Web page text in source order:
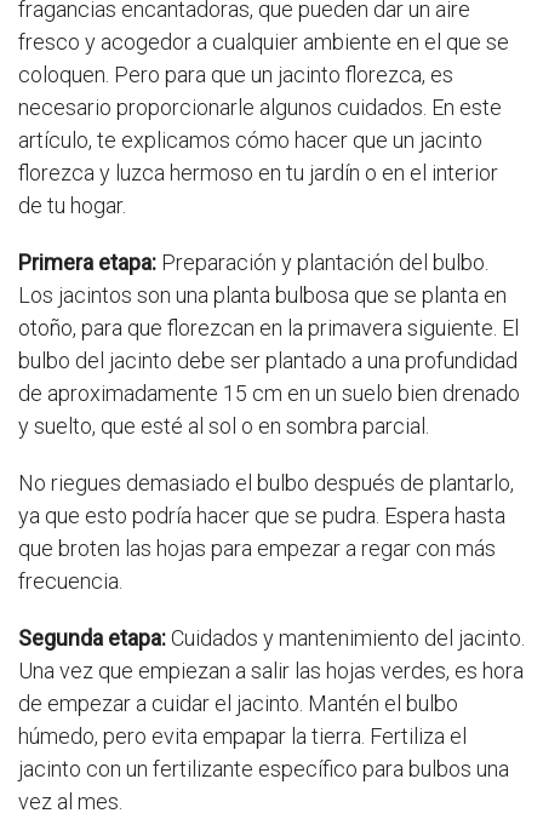
fragancias encantadoras, que pueden dar un aire
fresco y acogedor a cualquier ambiente en el que se
coloquen. Pero para que un jacinto florezca, es
necesario proporcionarle algunos cuidados. En este
artículo, te explicamos cómo hacer que un jacinto
florezca y luzca hermoso en tu jardín o en el interior
de tu hogar.
Primera etapa: Preparación y plantación del bulbo.
Los jacintos son una planta bulbosa que se planta en
otoño, para que florezcan en la primavera siguiente. El
bulbo del jacinto debe ser plantado a una profundidad
de aproximadamente 15 cm en un suelo bien drenado
y suelto, que esté al sol o en sombra parcial.
No riegues demasiado el bulbo después de plantarlo,
ya que esto podría hacer que se pudra. Espera hasta
que broten las hojas para empezar a regar con más
frecuencia.
Segunda etapa:Cuidados y mantenimiento del jacinto.
Una vez que empiezan a salir las hojas verdes, es hora
de empezar a cuidar el jacinto. Mantén el bulbo
húmedo, pero evita empapar la tierra. Fertiliza el
jacinto con un fertilizante específico para bulbos una
vez al mes.